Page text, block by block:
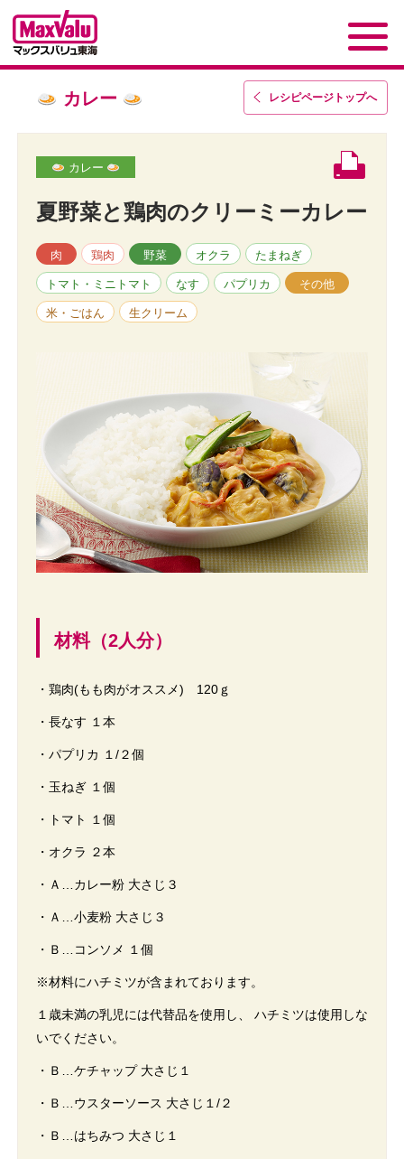
レシピページトップへ
カレー
カレー
夏野菜と鶏肉のクリーミーカレー
肉 鶏肉 野菜 オクラ たまねぎ
トマト・ミニトマト なす パプリカ その他
米・ごはん 生クリーム
材料（2人分）
・鶏肉(もも肉がオススメ) 120ｇ
・長なす １本
・パプリカ １/２個
・玉ねぎ １個
・トマト １個
・オクラ ２本
・Ａ…カレー粉 大さじ３
・Ａ…小麦粉 大さじ３
・Ｂ…コンソメ １個
※材料にハチミツが含まれております。
１歳未満の乳児には代替品を使用し、 ハチミツは使用しな
いでください。
・Ｂ…ケチャップ 大さじ１
・Ｂ…ウスターソース 大さじ１/２
・Ｂ…はちみつ 大さじ１